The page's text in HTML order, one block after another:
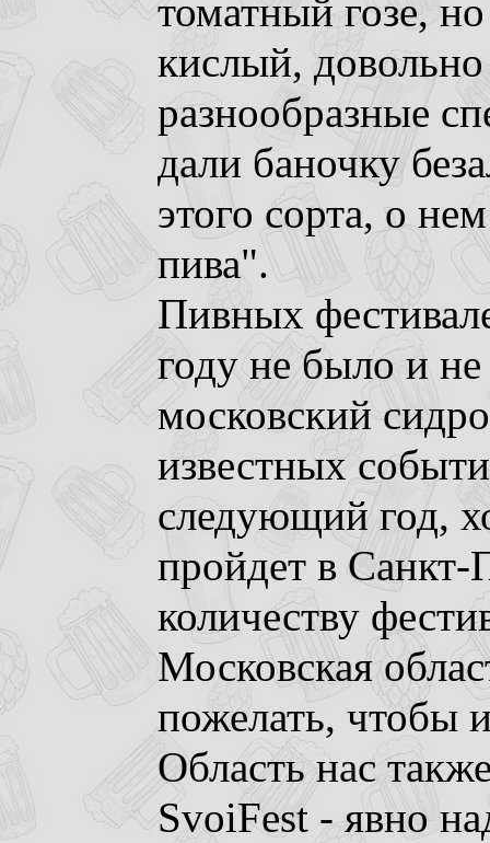
томатный гозе,
кислый,
разнообразные
дали баночку
этого сорта, о
пива".
Пивных
году не было и
московский
известных
следующий год,
пройдет в Санкт-
количеству
Московская
пожелать, чтобы
Область нас
SvoiFest - явно